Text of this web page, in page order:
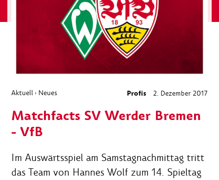
Aktuell › Neues Profis 2. Dezember 2017
Matchfacts SV Werder Bremen
- VfB
Im Auswärtsspiel am Samstagnachmittag tritt
das Team von Hannes Wolf zum 14. Spieltag